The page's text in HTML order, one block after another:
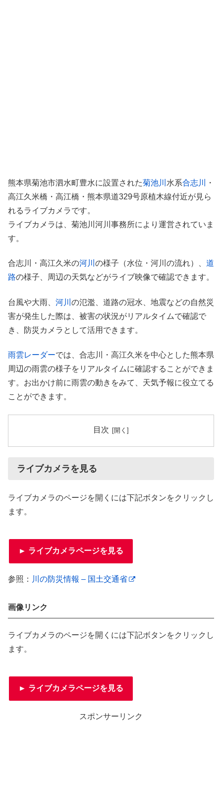
熊本県菊池市泗水町豊水に設置された菊池川 水系合志川
・
高江久米橋・高江橋・熊本県道329号原植木線付近が見ら
れるライブカメラです。
ライブカメラは、菊池川河川事務所により運営されていま
す。
合志川・高江久米の河川 の様子（水位・河川の流れ）、 道
路の様子、周辺の天気などがライブ映像で確認できます。
台風や大雨、 河川 の氾濫、道路の冠水、地震などの自然災
害が発生した際は、被害の状況がリアルタイムで確認で
き、防災カメラとして活用できます。
雨雲レーダーでは、合志川・高江久米を中心とした熊本県
周辺の雨雲の様子をリアルタイムに確認することができま
す。お出かけ前に雨雲の動きをみて、天気予報に役立てる
ことができます。
目次
ライブカメラを見る
ライブカメラのページを開くには下記ボタンをクリックし
ます。
► ライブカメラページを見る
参照： 川の防災情報 – 国土交通省
画像リンク
ライブカメラのページを開くには下記ボタンをクリックし
ます。
► ライブカメラページを見る
スポンサーリンク